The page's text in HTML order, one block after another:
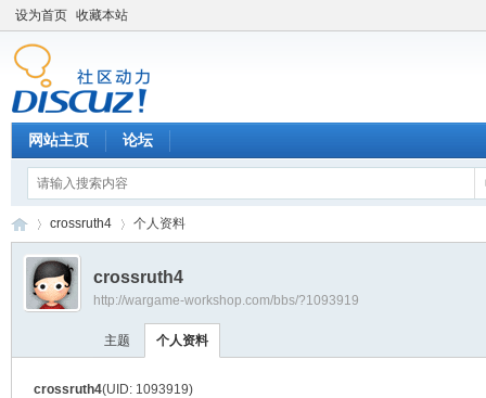
设为首页 收藏本站
网站主页 论坛
›
crossruth4 个人资料
crossruth4
http://wargame-workshop.com/bbs/?1093919
主题 个人资料
crossruth4(UID: 1093919)